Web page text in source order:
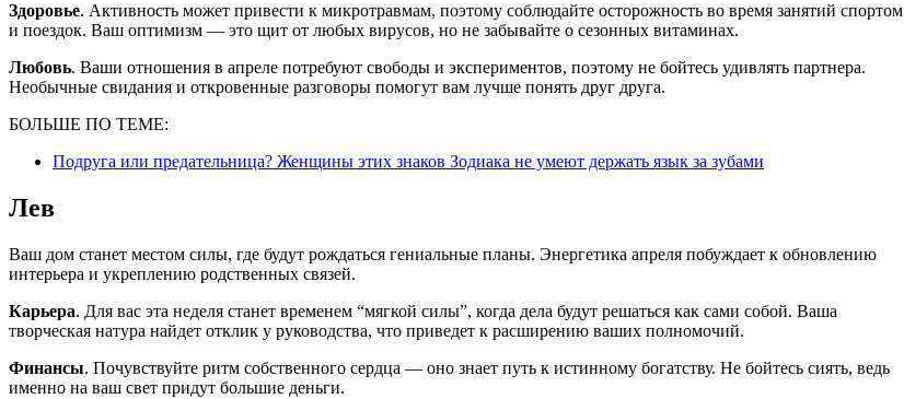
Здоровье. Активность может привести к микротравмам, поэтому соблюдайте осторожность во время занятий спортом
и поездок. Ваш оптимизм — это щит от любых вирусов, но не забывайте о сезонных витаминах.
Любовь. Ваши отношения в апреле потребуют свободы и экспериментов, поэтому не бойтесь удивлять партнера.
Необычные свидания и откровенные разговоры помогут вам лучше понять друг друга.
БОЛЬШЕ ПО ТЕМЕ:
Подруга или предательница? Женщины этих знаков Зодиака не умеют держать язык за зубами
Лев
Ваш дом станет местом силы, где будут рождаться гениальные планы. Энергетика апреля побуждает к обновлению
интерьера и укреплению родственных связей.
Карьера. Для вас эта неделя станет временем “мягкой силы”, когда дела будут решаться как сами собой. Ваша
творческая натура найдет отклик у руководства, что приведет к расширению ваших полномочий.
Финансы. Почувствуйте ритм собственного сердца — оно знает путь к истинному богатству. Не бойтесь сиять, ведь
именно на ваш свет придут большие деньги.